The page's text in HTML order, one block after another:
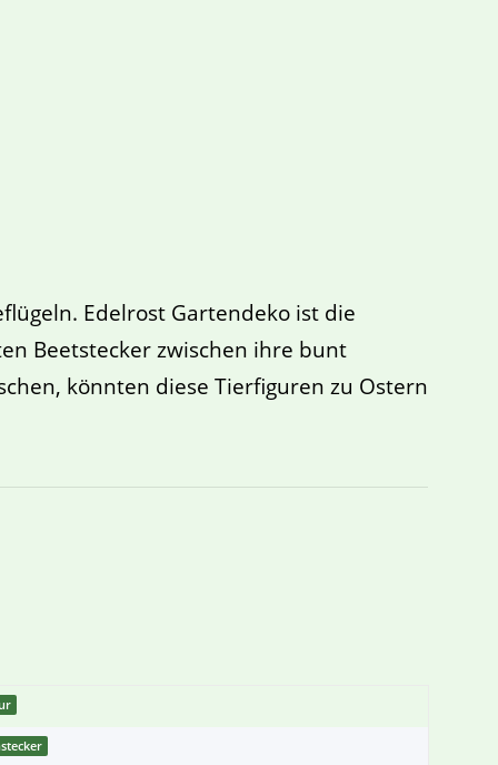
Edelrost Gartendeko ist die
Beetstecker zwischen ihre bunt
könnten diese Tierfiguren zu Ostern